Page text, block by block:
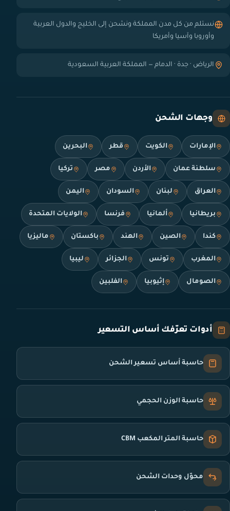
نستلم من كل مدن المملكة ونشحن إلى الخليج والدول العربية
وأوروبا وآسيا وأمريكا
الرياض · جدة · الدمام — المملكة العربية السعودية
وجهات الشحن
الإمارات الكويت قطر البحرين
سلطنة عمان الأردن مصر تركيا
العراق لبنان السودان اليمن
بريطانيا ألمانيا فرنسا الولايات المتحدة
كندا الصين الهند باكستان ماليزيا
المغرب تونس الجزائر ليبيا
الصومال إثيوبيا الفلبين
أدوات تعرّفك أساس التسعير
حاسبة أساس تسعير الشحن
حاسبة الوزن الحجمي
حاسبة المتر المكعب CBM
محوّل وحدات الشحن